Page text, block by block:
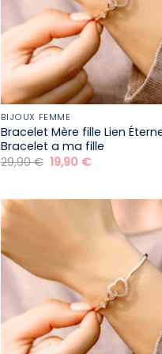
BIJOUX FEMME
Bracelet Mère fille​ Lien
Bracelet a ma fille
29,90€ Le
prix
19,90 €Le
19,90 €.